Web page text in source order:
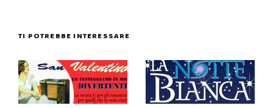
TI POTREBBE INTERESSARE